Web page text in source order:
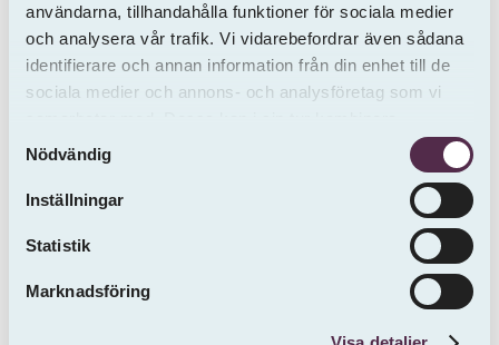
användarna, tillhandahålla funktioner för sociala medier
och analysera vår trafik. Vi vidarebefordrar även sådana
identifierare och annan information från din enhet till de
sociala medier och annons- och analysföretag som vi
informationen med annan information som du har
tillhandahållit eller som de har samlat in från andra än
oss.
Samtyckesval
Nödvändig
Inställningar
Statistik
Marknadsföring
Nyköping
Höglundavägen 14
Inflytt Enligt ö.k.
3 ROK 81 m² 11579 kr / mån